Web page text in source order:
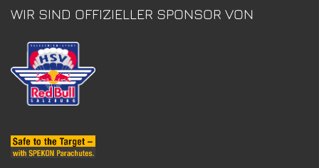
WIR SIND OFFIZIELLER SPONSOR VON